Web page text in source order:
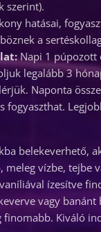
szerint).
hatásai,
a
Napi 1 púpozott
legalább 3
Naponta
fogyaszthat.
belekeverhető,
meleg vízbe, tejbe
ízesítve
vagy
finomabb. Kiváló